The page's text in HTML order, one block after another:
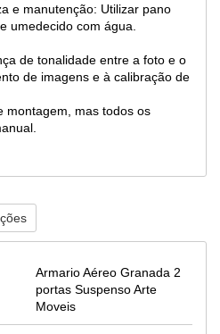
e manutenção: Utilizar pano
umedecido com água.
de tonalidade entre a foto e o
de imagens e à calibração de
montagem, mas todos os
Armario Aéreo Granada 2
portas Suspenso Arte
Moveis